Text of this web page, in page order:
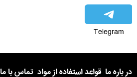
Telegram
در باره ما قواعد استفاده از مواد تماس با ما